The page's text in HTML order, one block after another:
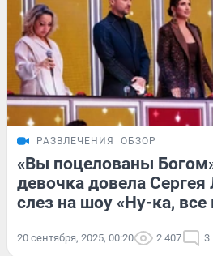
РАЗВЛЕЧЕНИЯ ОБЗОР
«Вы поцелованы
девочка довела Сергея
слез на шоу «Ну-ка, все
20 сентября, 2025, 00:20 2 407 3